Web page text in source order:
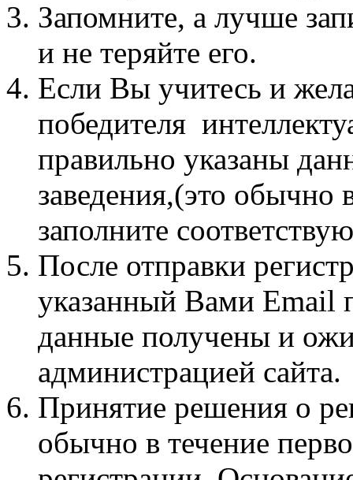
Запомните, а лучше
и не теряйте его.
Если Вы учитесь и
победителя
правильно указаны
заведения,(это
заполните
После отправки
указанный Вами Email
данные получены и
администрацией сайта.
Принятие решения о
обычно в течение